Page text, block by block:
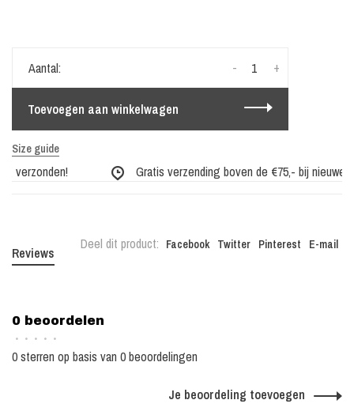
Aantal: +
-
Toevoegen aan winkelwagen
Size guide
verzonden! Gratis verzending boven de €75,- bij nieuwe
Deel dit product: Facebook Twitter Pinterest E-mail
Reviews
0 beoordelen
• • • • •
0 sterren op basis van 0 beoordelingen
Je beoordeling toevoegen